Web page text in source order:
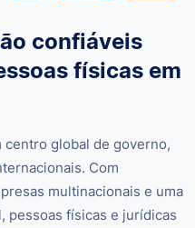
confiáveis
físicas em
centro global de governo,
Com
multinacionais e uma
pessoas físicas e jurídicas